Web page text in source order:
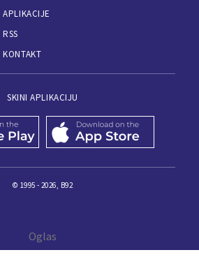
APLIKACIJE
RSS
KONTAKT
SKINI APLIKACIJU
© 1995 - 2026, B92